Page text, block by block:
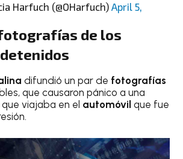
Harfuch (@OHarfuch) April 5,
de los
difundió un par de fotografías
que causaron pánico a una
viajaba en el automóvil que fue